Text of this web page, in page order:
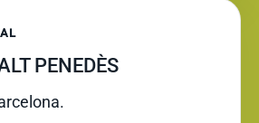
PENEDÈS